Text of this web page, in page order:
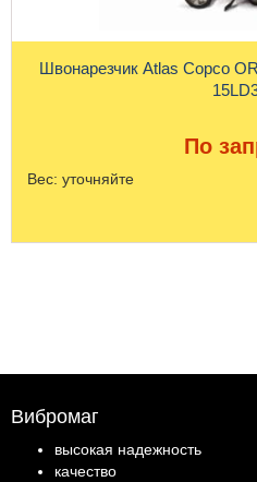
Швонарезчик Atlas Copco
По
Вес: уточняйте
Вибромаг
высокая надежность
качество